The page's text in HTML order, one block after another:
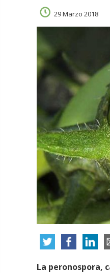
29 Marzo 2018
La peronospora,